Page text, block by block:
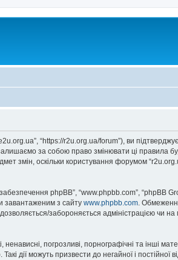
“https://r2u.org.ua/forum”), ви
за собою право змінювати ці правила
змін, оскільки користування форумом
phpBB”, “www.phpbb.com”, “phpBB
завантаженим з сайту www.phpbb.com .
забороняється адміністрацією чи
погрозливі, порнографічні та інші
дії можуть призвести до негайної і